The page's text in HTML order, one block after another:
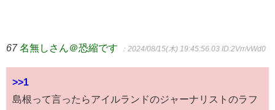
67 名無しさん＠恐縮です ：2024/08/15(木) 19:45:56.03 ID:2Vrr/vWd0
>>1
島根って言ったらアイルランドのジャーナリストのラフ